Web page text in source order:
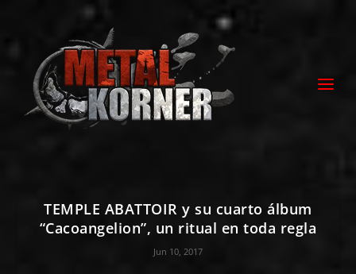
TEMPLE ABATTOIR y su cuarto álbum
“Cacoangelion”, un ritual en toda regla
Jun 10, 2017